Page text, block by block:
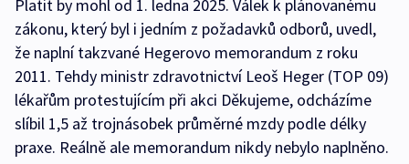
Platit by mohl od 1. ledna 2025. Válek k plánovanému
zákonu, který byl i jedním z požadavků odborů, uvedl,
že naplní takzvané Hegerovo memorandum z roku
2011. Tehdy ministr zdravotnictví Leoš Heger (TOP 09)
lékařům protestujícím při akci Děkujeme, odcházíme
slíbil 1,5 až trojnásobek průměrné mzdy podle délky
praxe. Reálně ale memorandum nikdy nebylo naplněno.